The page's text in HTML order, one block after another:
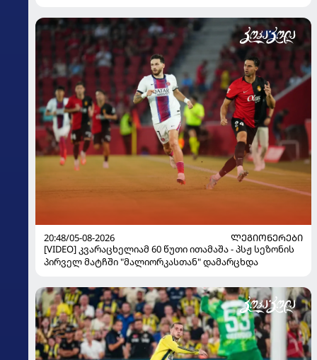
20:48/05-08-2026
ᲚᲔᲒᲘᲝᲜᲔᲠᲔᲑᲘ
[VIDEO] კვარაცხელიამ 60 წუთი ითამაშა - პსჟ სეზონის
პირველ მატჩში "მალიორკასთან" დამარცხდა